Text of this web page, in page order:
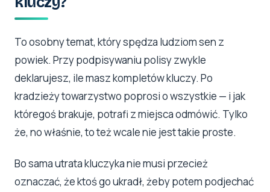
To osobny temat, który spędza ludziom sen z
powiek. Przy podpisywaniu polisy zwykle
deklarujesz, ile masz kompletów kluczy. Po
kradzieży towarzystwo poprosi o wszystkie — i jak
któregoś brakuje, potrafi z miejsca odmówić. Tylko
że, no właśnie, to też wcale nie jest takie proste.
Bo sama utrata kluczyka nie musi przecież
oznaczać, że ktoś go ukradł, żeby potem podjechać